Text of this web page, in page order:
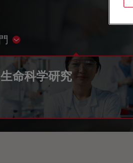
Show subnavigation
生命科学研究